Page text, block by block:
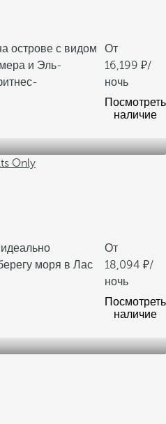
острове с видом
и Эль-
От
16,199
/
ночь
Посмотреть
наличие
Only
моря в Лас
От
18,094
/
ночь
Посмотреть
наличие